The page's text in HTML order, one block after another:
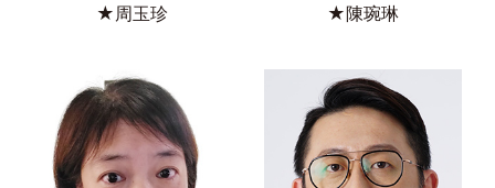
★周玉珍 ★陳琬琳